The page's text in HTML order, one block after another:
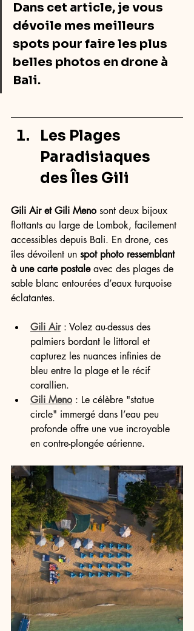
Dans cet article, je vous
dévoile mes meilleurs
spots pour faire les plus
belles photos en drone à
Bali.
Les Plages
Paradisiaques
des Îles Gili
Gili Air et Gili Meno sont deux bijoux
flottants au large de Lombok, facilement
accessibles depuis Bali. En drone, ces
îles dévoilent un spot photo ressemblant
à une carte postale avec des plages de
sable blanc entourées d’eaux turquoise
éclatantes.
Gili Air : Volez au-dessus des
palmiers bordant le littoral et
capturez les nuances infinies de
bleu entre la plage et le récif
corallien.
Gili Meno : Le célèbre "statue
circle" immergé dans l’eau peu
profonde offre une vue incroyable
en contre-plongée aérienne.